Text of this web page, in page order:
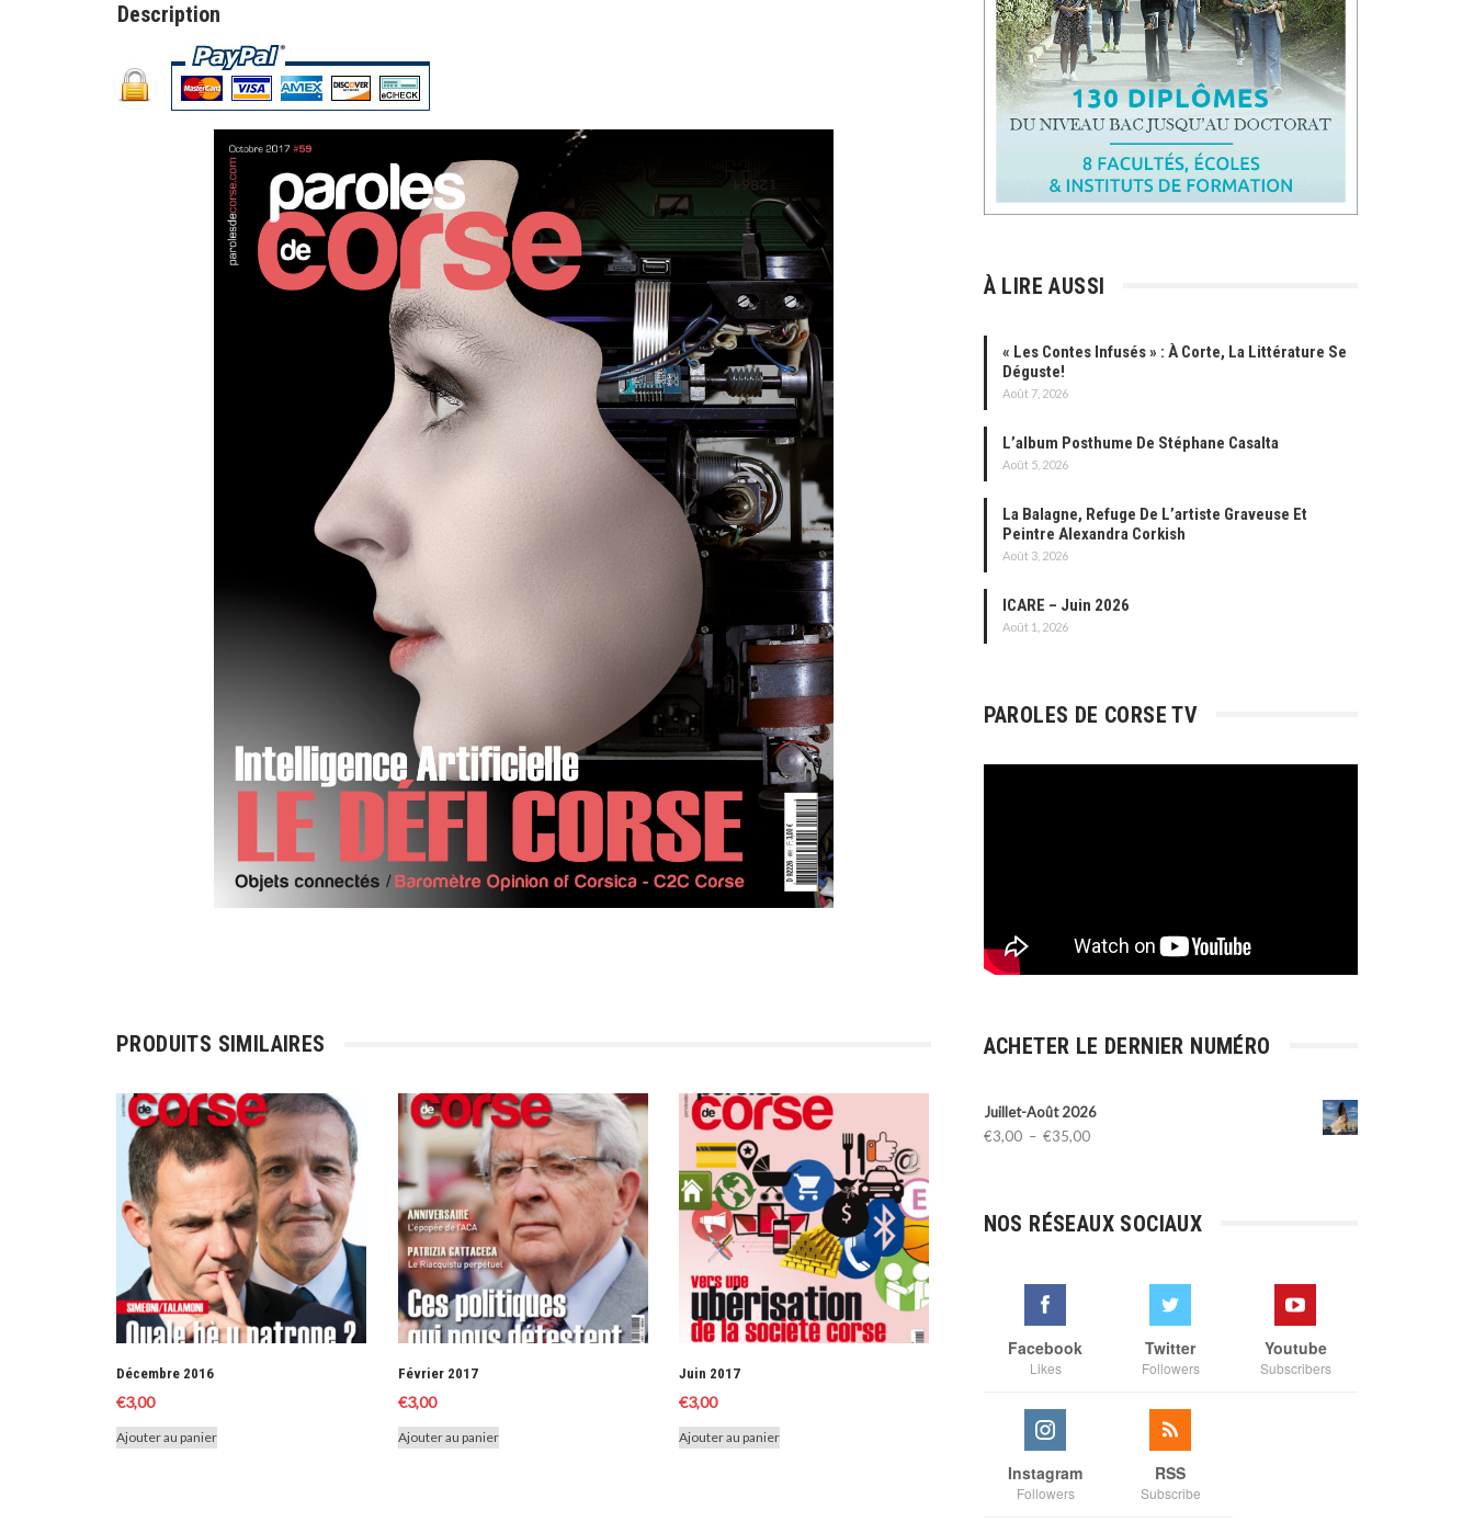
Description
PRODUITS SIMILAIRES
Décembre 2016
€3,00
Ajouter au panier
Février 2017
€3,00
Ajouter au panier
Juin 2017
€3,00
Ajouter au panier
À LIRE AUSSI
« Les Contes Infusés » : À Corte, La Littérature Se
Déguste!
Août 7, 2026
L’album Posthume De Stéphane Casalta
Août 5, 2026
La Balagne, Refuge De L’artiste Graveuse Et
Peintre Alexandra Corkish
Août 3, 2026
ICARE – Juin 2026
Août 1, 2026
PAROLES DE CORSE TV
ACHETER LE DERNIER NUMÉRO
Juillet-Août 2026
€3,00 – €35,00Plage
à
NOS RÉSEAUX SOCIAUX
Facebook
Likes
Twitter
Followers
Youtube
Subscribers
Instagram
Followers
RSS
Subscribe